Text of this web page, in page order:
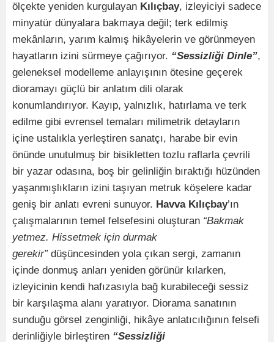
ölçekte yeniden kurgulayan Kılıçbay, izleyiciyi sadece
minyatür dünyalara bakmaya değil; terk edilmiş
mekânların, yarım kalmış hikâyelerin ve görünmeyen
hayatların izini sürmeye çağırıyor. “Sessizliği Dinle”,
geleneksel modelleme anlayışının ötesine geçerek
dioramayı güçlü bir anlatım dili olarak
konumlandırıyor. Kayıp, yalnızlık, hatırlama ve terk
edilme gibi evrensel temaları milimetrik detayların
içine ustalıkla yerleştiren sanatçı, harabe bir evin
önünde unutulmuş bir bisikletten tozlu raflarla çevrili
bir yazar odasına, boş bir gelinliğin bıraktığı hüzünden
yaşanmışlıkların izini taşıyan metruk köşelere kadar
geniş bir anlatı evreni sunuyor. Havva Kılıçbay’ın
çalışmalarının temel felsefesini oluşturan “Bakmak
yetmez. Hissetmek için durmak
gerekir” düşüncesinden yola çıkan sergi, zamanın
içinde donmuş anları yeniden görünür kılarken,
izleyicinin kendi hafızasıyla bağ kurabileceği sessiz
bir karşılaşma alanı yaratıyor. Diorama sanatının
sunduğu görsel zenginliği, hikâye anlatıcılığının felsefi
derinliğiyle birleştiren “Sessizliği